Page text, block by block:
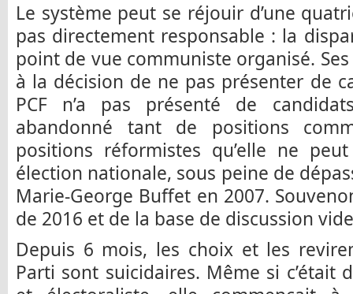
Le système peut se réjouir d’une
pas directement responsable : la
point de vue communiste organisé.
à la décision de ne pas présenter de
PCF n’a pas présenté de
abandonné tant de positions
positions réformistes qu’elle ne
élection nationale, sous peine de
Marie-George Buffet en 2007.
de 2016 et de la base de discussion
Depuis 6 mois, les choix et les
Parti sont suicidaires. Même si c’était